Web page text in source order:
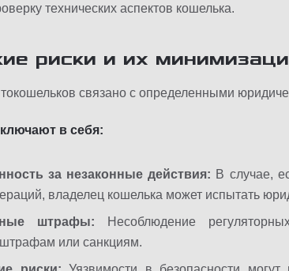
технических аспектов кошелька.
риски и их
связано с определенными
в себя:
за незаконные действия: В случае,
владелец кошелька может испытать
штрафы:
Несоблюдение
или санкциям.